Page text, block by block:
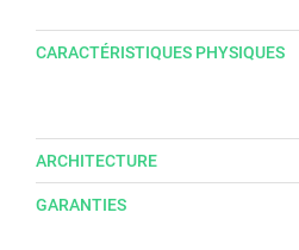
CARACTÉRISTIQUES PHYSIQUES
ARCHITECTURE
GARANTIES